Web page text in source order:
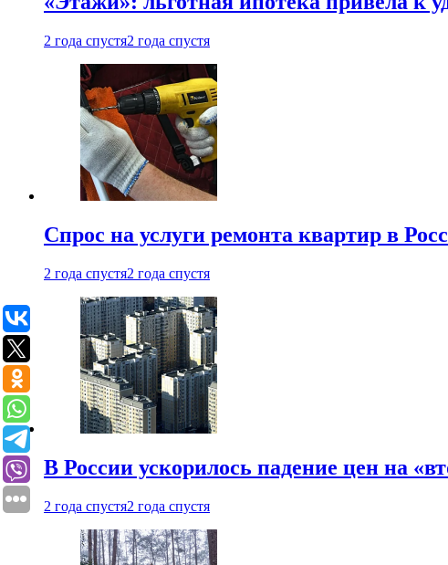
2 года спустя2 года спустя
Спрос на услуги ремонта квартир в
2 года спустя2 года спустя
В России ускорилось падение цен на
2 года спустя2 года спустя